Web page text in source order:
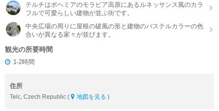
テルチはボヘミアのモラビア高原にあるルネッサンス風のカラ
フルで可愛らしい建物が並ぶ街です。
中央広場の周りに屋根の破風の形と建物のパステルカラーの色
合いが異なる家々が並びます。
観光の所要時間
1-2時間
住所
Telc, Czech Republic ( 地図を見る )